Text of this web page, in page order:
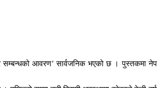
आवरण’ सार्वजनिक भएको छ । पुस्तकमा